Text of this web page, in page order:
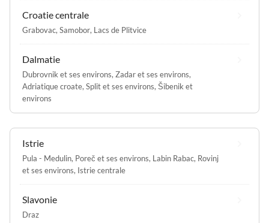
Croatie centrale
Grabovac, Samobor, Lacs de Plitvice
Dalmatie
Dubrovnik et ses environs, Zadar et ses environs,
Adriatique croate, Split et ses environs, Šibenik et
environs
Istrie
Pula - Medulin, Poreč et ses environs, Labin Rabac, Rovinj
et ses environs, Istrie centrale
Slavonie
Draz